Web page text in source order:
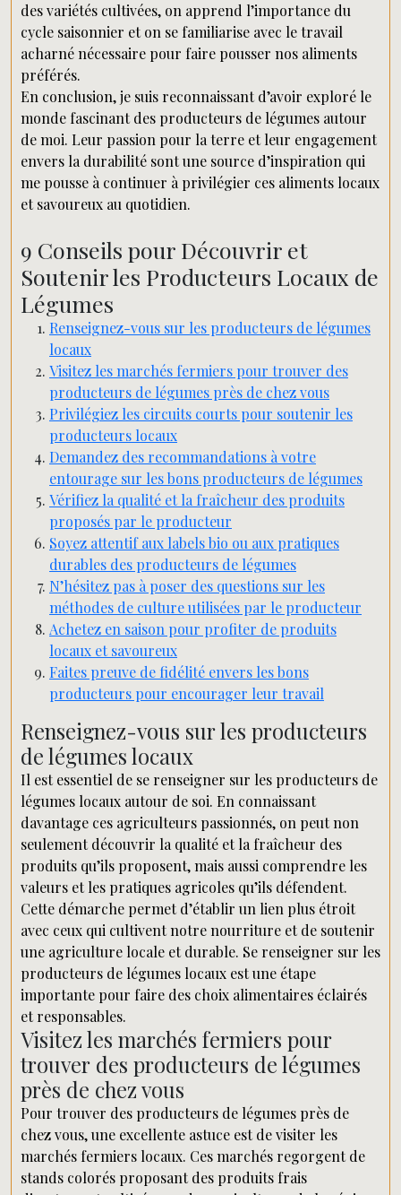
des variétés cultivées, on apprend l’importance du
cycle saisonnier et on se familiarise avec le travail
acharné nécessaire pour faire pousser nos aliments
préférés.
En conclusion, je suis reconnaissant d’avoir exploré le
monde fascinant des producteurs de légumes autour
de moi. Leur passion pour la terre et leur engagement
envers la durabilité sont une source d’inspiration qui
me pousse à continuer à privilégier ces aliments locaux
et savoureux au quotidien.
9 Conseils pour Découvrir et
Soutenir les Producteurs Locaux de
Légumes
Renseignez-vous sur les producteurs de légumes
locaux
Visitez les marchés fermiers pour trouver des
producteurs de légumes près de chez vous
Privilégiez les circuits courts pour soutenir les
producteurs locaux
Demandez des recommandations à votre
entourage sur les bons producteurs de légumes
Vérifiez la qualité et la fraîcheur des produits
proposés par le producteur
Soyez attentif aux labels bio ou aux pratiques
durables des producteurs de légumes
N’hésitez pas à poser des questions sur les
méthodes de culture utilisées par le producteur
Achetez en saison pour profiter de produits
locaux et savoureux
Faites preuve de fidélité envers les bons
producteurs pour encourager leur travail
Renseignez-vous sur les producteurs
de légumes locaux
Il est essentiel de se renseigner sur les producteurs de
légumes locaux autour de soi. En connaissant
davantage ces agriculteurs passionnés, on peut non
seulement découvrir la qualité et la fraîcheur des
produits qu’ils proposent, mais aussi comprendre les
valeurs et les pratiques agricoles qu’ils défendent.
Cette démarche permet d’établir un lien plus étroit
avec ceux qui cultivent notre nourriture et de soutenir
une agriculture locale et durable. Se renseigner sur les
producteurs de légumes locaux est une étape
importante pour faire des choix alimentaires éclairés
et responsables.
Visitez les marchés fermiers pour
trouver des producteurs de légumes
près de chez vous
Pour trouver des producteurs de légumes près de
chez vous, une excellente astuce est de visiter les
marchés fermiers locaux. Ces marchés regorgent de
stands colorés proposant des produits frais